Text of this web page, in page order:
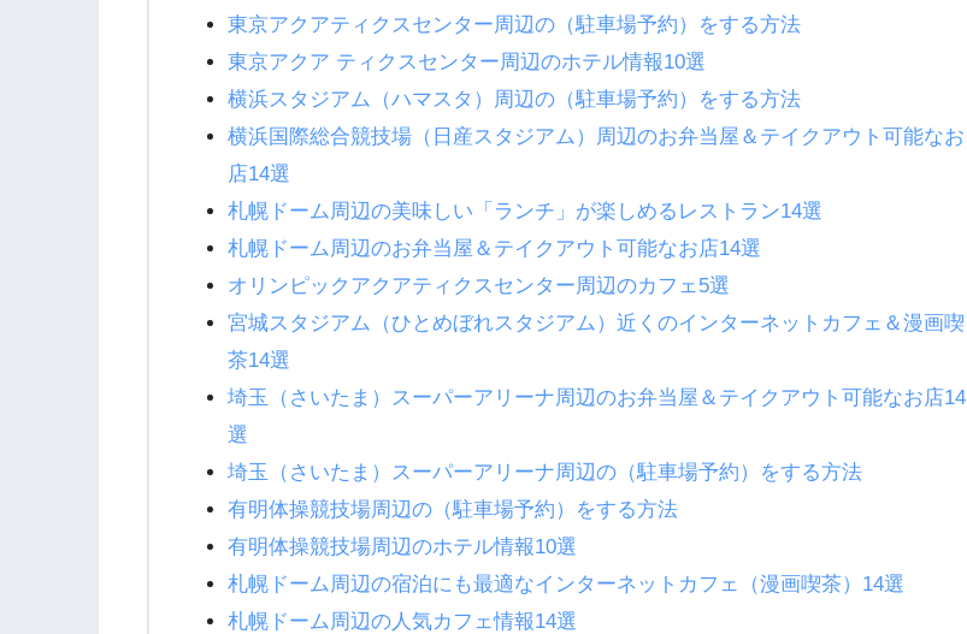
東京アクアティクスセンター周辺の（駐車場予約）をする方法
東京アクア ティクスセンター周辺のホテル情報10選
横浜スタジアム（ハマスタ）周辺の（駐車場予約）をする方法
横浜国際総合競技場（日産スタジアム）周辺のお弁当屋＆テイクアウト可能なお
店14選
札幌ドーム周辺の美味しい「ランチ」が楽しめるレストラン14選
札幌ドーム周辺のお弁当屋＆テイクアウト可能なお店14選
オリンピックアクアティクスセンター周辺のカフェ5選
宮城スタジアム（ひとめぼれスタジアム）近くのインターネットカフェ＆漫画喫
茶14選
埼玉（さいたま）スーパーアリーナ周辺のお弁当屋＆テイクアウト可能なお店14
選
埼玉（さいたま）スーパーアリーナ周辺の（駐車場予約）をする方法
有明体操競技場周辺の（駐車場予約）をする方法
有明体操競技場周辺のホテル情報10選
札幌ドーム周辺の宿泊にも最適なインターネットカフェ（漫画喫茶）14選
札幌ドーム周辺の人気カフェ情報14選